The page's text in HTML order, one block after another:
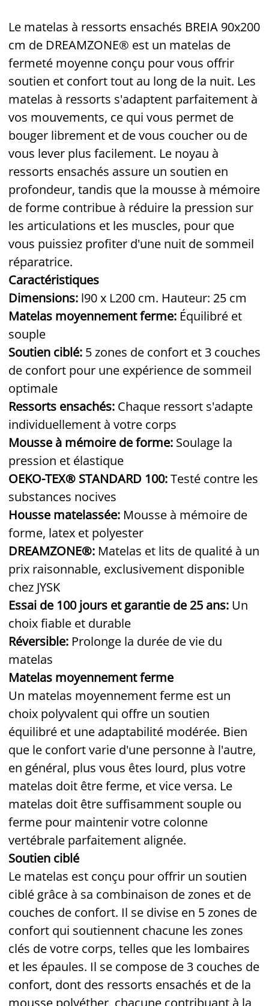
Le matelas à ressorts ensachés BREIA 90x200
cm de DREAMZONE® est un matelas de
fermeté moyenne conçu pour vous offrir
soutien et confort tout au long de la nuit. Les
matelas à ressorts s'adaptent parfaitement à
vos mouvements, ce qui vous permet de
bouger librement et de vous coucher ou de
vous lever plus facilement. Le noyau à
ressorts ensachés assure un soutien en
profondeur, tandis que la mousse à mémoire
de forme contribue à réduire la pression sur
les articulations et les muscles, pour que
vous puissiez profiter d'une nuit de sommeil
réparatrice.
Caractéristiques
Dimensions: l90 x L200 cm. Hauteur: 25 cm
Matelas moyennement ferme: Équilibré et
souple
Soutien ciblé: 5 zones de confort et 3 couches
de confort pour une expérience de sommeil
optimale
Ressorts ensachés: Chaque ressort s'adapte
individuellement à votre corps
Mousse à mémoire de forme: Soulage la
pression et élastique
OEKO-TEX® STANDARD 100:Testé contre les
substances nocives
Housse matelassée: Mousse à mémoire de
forme, latex et polyester
DREAMZONE®: Matelas et lits de qualité à un
prix raisonnable, exclusivement disponible
chez JYSK
Essai de 100 jours et garantie de 25 ans: Un
choix fiable et durable
Réversible: Prolonge la durée de vie du
matelas
Matelas moyennement ferme
Un matelas moyennement ferme est un
choix polyvalent qui offre un soutien
équilibré et une adaptabilité modérée. Bien
que le confort varie d'une personne à l'autre,
en général, plus vous êtes lourd, plus votre
matelas doit être ferme, et vice versa. Le
matelas doit être suffisamment souple ou
ferme pour maintenir votre colonne
vertébrale parfaitement alignée.
Soutien ciblé
Le matelas est conçu pour offrir un soutien
ciblé grâce à sa combinaison de zones et de
couches de confort. Il se divise en 5 zones de
confort qui soutiennent chacune les zones
clés de votre corps, telles que les lombaires
et les épaules. Il se compose de 3 couches de
confort, dont des ressorts ensachés et de la
mousse polyéther, chacune contribuant à la